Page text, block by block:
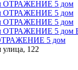
5 дом
улица, 122